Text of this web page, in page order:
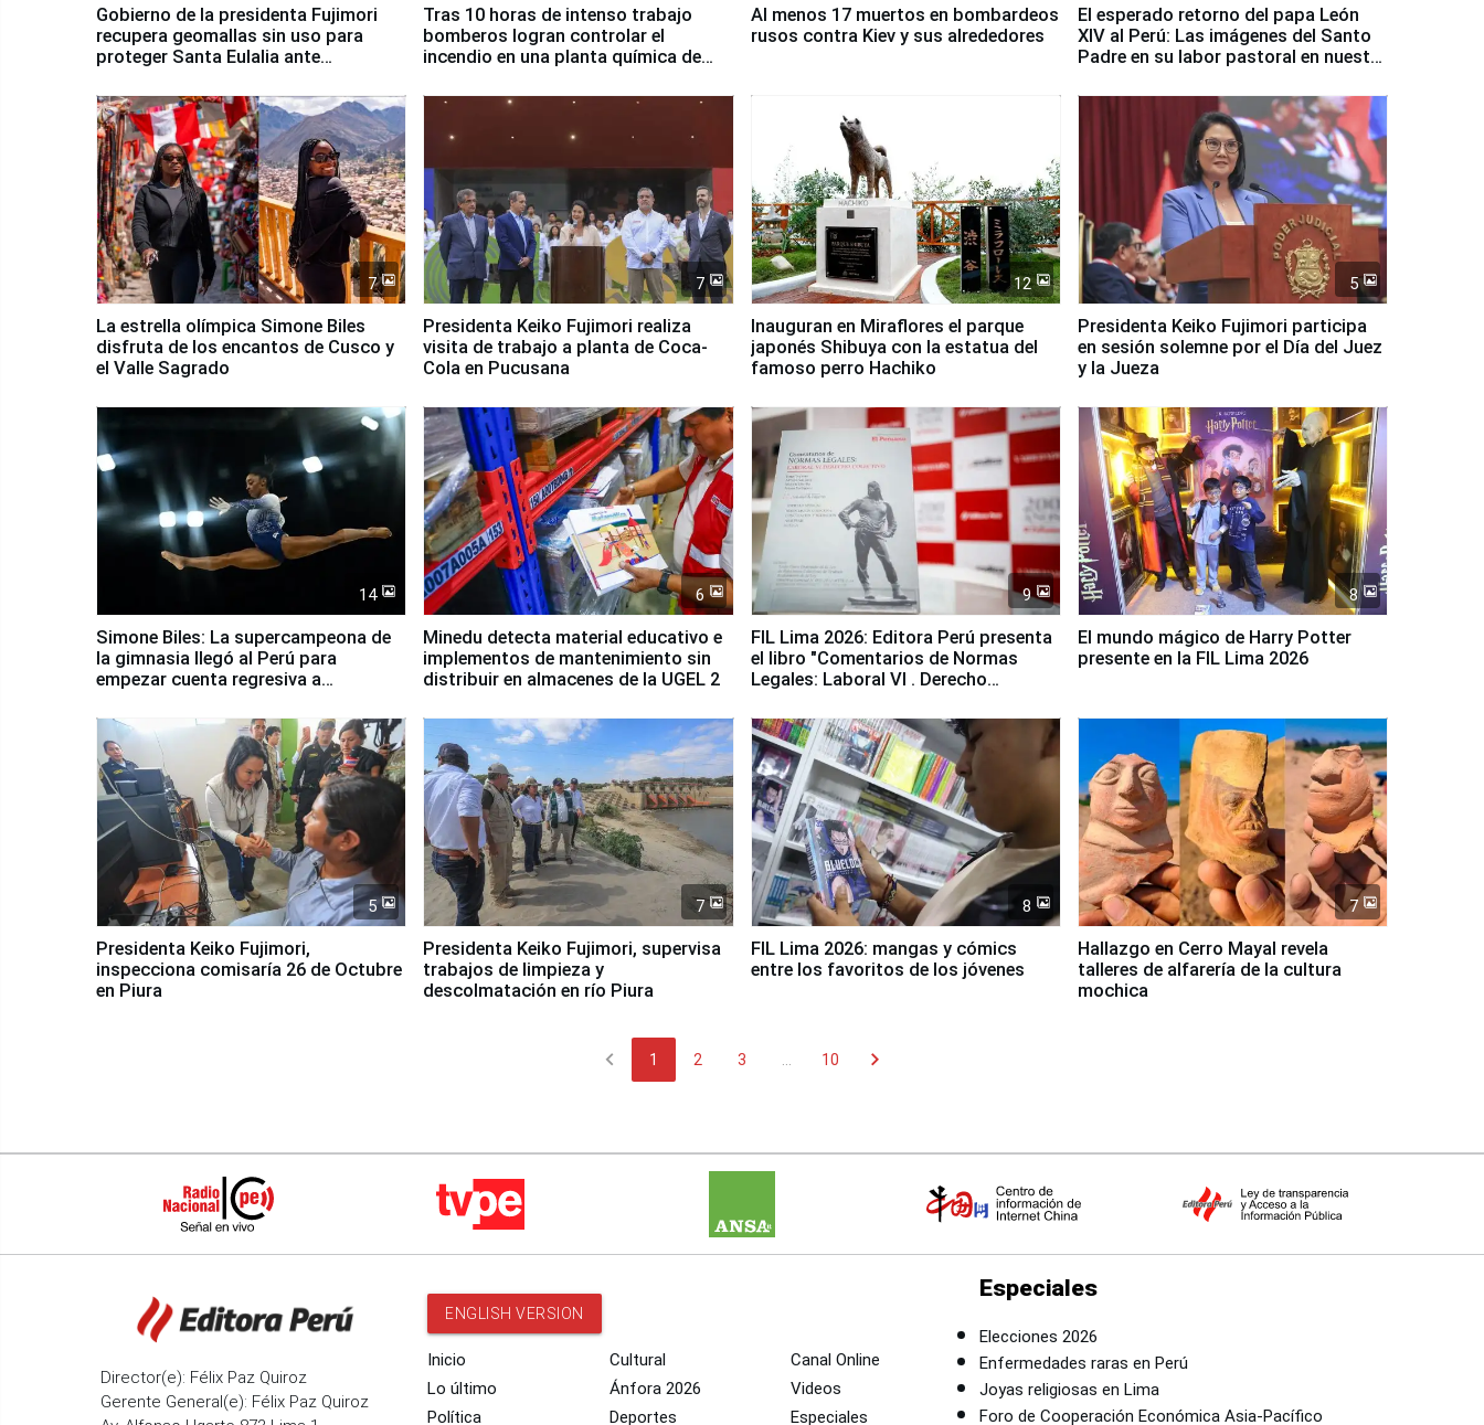
Gobierno de la presidenta Fujimori
recupera geomallas sin uso para
proteger Santa Eulalia ante
Tras 10 horas de intenso trabajo
bomberos logran controlar el
incendio en una planta química de
Al menos 17 muertos en bombardeos
rusos contra Kiev y sus alrededores
El esperado retorno del papa León
XIV al Perú: Las imágenes del Santo
Padre en su labor pastoral en nuestro
7
La estrella olímpica Simone Biles
disfruta de los encantos de Cusco y
el Valle Sagrado
7
Presidenta Keiko Fujimori realiza
visita de trabajo a planta de Coca-
Cola en Pucusana
12
Inauguran en Miraflores el parque
japonés Shibuya con la estatua del
famoso perro Hachiko
5
Presidenta Keiko Fujimori participa
en sesión solemne por el Día del Juez
y la Jueza
14
Simone Biles: La supercampeona de
la gimnasia llegó al Perú para
empezar cuenta regresiva a
6
Minedu detecta material educativo e
implementos de mantenimiento sin
distribuir en almacenes de la UGEL 2
9
FIL Lima 2026: Editora Perú presenta
el libro "Comentarios de Normas
Legales: Laboral Vl . Derecho
8
El mundo mágico de Harry Potter
presente en la FIL Lima 2026
5
Presidenta Keiko Fujimori,
inspecciona comisaría 26 de Octubre
en Piura
7
Presidenta Keiko Fujimori, supervisa
trabajos de limpieza y
descolmatación en río Piura
8
FIL Lima 2026: mangas y cómics
entre los favoritos de los jóvenes
7
Hallazgo en Cerro Mayal revela
talleres de alfarería de la cultura
mochica
chevron_left 1 2 3 10 chevron_right
Director(e): Félix Paz Quiroz
Gerente General(e): Félix Paz Quiroz
ENGLISH VERSION
Inicio
Lo último
Política
Cultural
Ánfora 2026
Deportes
Canal Online
Videos
Especiales
Especiales
Elecciones 2026
Enfermedades raras en Perú
Joyas religiosas en Lima
Foro de Cooperación Económica Asia-Pacífico